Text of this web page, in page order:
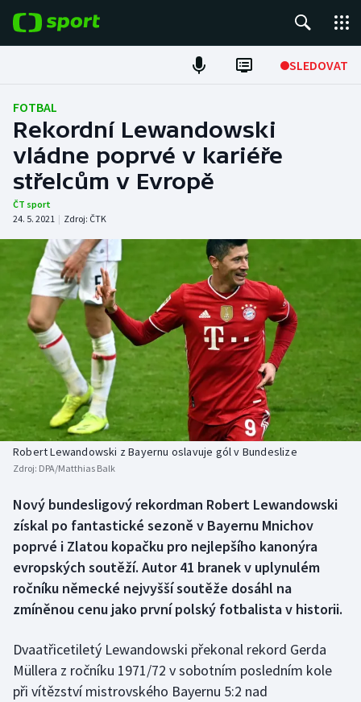
SLEDOVAT
Fotbal
Hokej
Tenis
Atletika
Cyklistika
DALŠÍ SPORTY
Americký fotbal
Baseball a softbal
Basketbal
Biatlon
Box
Curling
Dostihy
Florbal
Futsal
NEPŘEHLÉDNĚTE
Soutěže
Historické návraty
Aplikace ČT sport
FOTBAL
Rekordní Lewandowski
vládne poprvé v kariéře
střelcům v Evropě
ČT sport
24. 5. 2021 | Zdroj: ČTK
Robert Lewandowski z Bayernu oslavuje gól v Bundeslize
Zdroj: DPA/Matthias Balk
Nový bundesligový rekordman Robert Lewandowski
získal po fantastické sezoně v Bayernu Mnichov
poprvé i Zlatou kopačku pro nejlepšího kanonýra
evropských soutěží. Autor 41 branek v uplynulém
ročníku německé nejvyšší soutěže dosáhl na
zmíněnou cenu jako první polský fotbalista v historii.
Dvaatřicetiletý Lewandowski překonal rekord Gerda
Müllera z ročníku 1971/72 v sobotním posledním kole
při vítězství mistrovského Bayernu 5:2 nad